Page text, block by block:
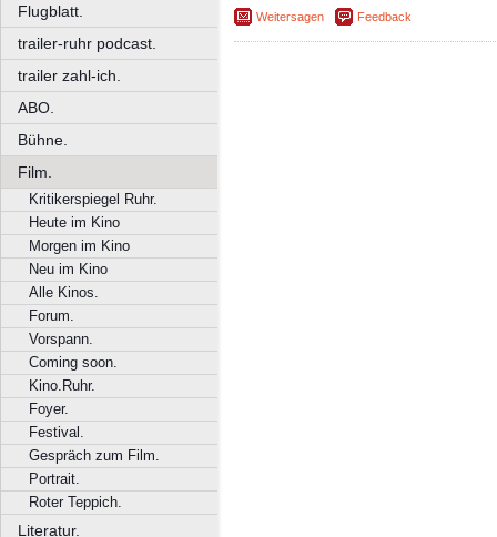
Flugblatt.
trailer-ruhr podcast.
trailer zahl-ich.
ABO.
Bühne.
Film.
Kritikerspiegel Ruhr.
Heute im Kino
Morgen im Kino
Neu im Kino
Alle Kinos.
Forum.
Vorspann.
Coming soon.
Kino.Ruhr.
Foyer.
Festival.
Gespräch zum Film.
Portrait.
Roter Teppich.
Literatur.
Weitersagen Feedback